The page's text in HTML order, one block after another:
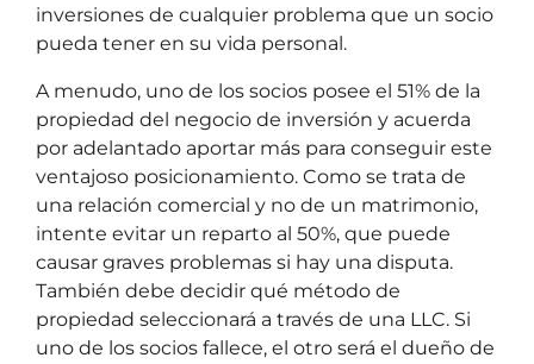
inversiones de cualquier problema que un socio
pueda tener en su vida personal.
A menudo, uno de los socios posee el 51% de la
propiedad del negocio de inversión y acuerda
por adelantado aportar más para conseguir este
ventajoso posicionamiento. Como se trata de
una relación comercial y no de un matrimonio,
intente evitar un reparto al 50%, que puede
causar graves problemas si hay una disputa.
También debe decidir qué método de
propiedad seleccionará a través de una LLC. Si
uno de los socios fallece, el otro será el dueño de